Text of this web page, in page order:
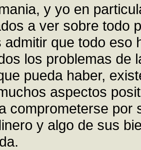
y yo en
a ver sobre todo
que todo eso
los problemas de
pueda haber,
aspectos
comprometerse por
y algo de sus